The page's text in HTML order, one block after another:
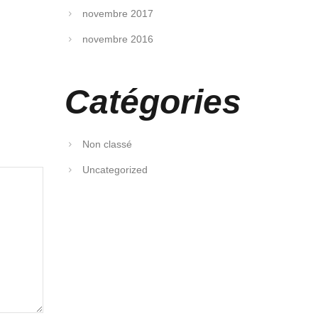
novembre 2017
novembre 2016
Catégories
Non classé
Uncategorized